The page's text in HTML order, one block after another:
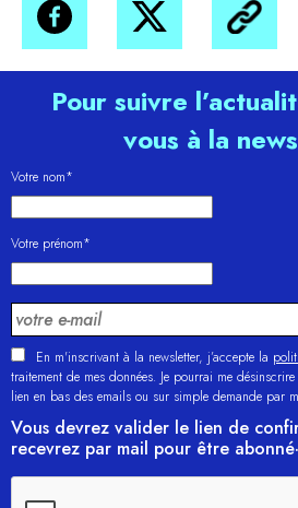
Pour suivre
vous à la
Votre nom*
Votre prénom*
En m'inscrivant à la newsletter, j’accepte la
traitement de mes données. Je pourrai me
lien en bas des emails ou sur simple demande par
Vous devrez valider le lien de
recevrez par mail pour être